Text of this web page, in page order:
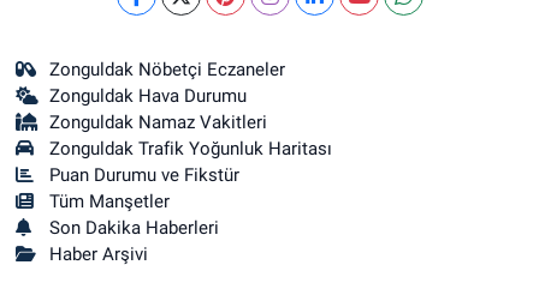
Zonguldak Nöbetçi Eczaneler
Zonguldak Hava Durumu
Zonguldak Namaz Vakitleri
Zonguldak Trafik Yoğunluk Haritası
Puan Durumu ve Fikstür
Tüm Manşetler
Son Dakika Haberleri
Haber Arşivi